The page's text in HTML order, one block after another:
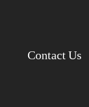
Contact Us